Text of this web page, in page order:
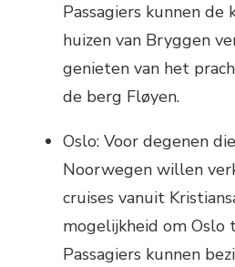
Passagiers kunnen
huizen van Bryggen
genieten van het
de berg Fløyen.
Oslo: Voor degenen
Noorwegen willen
cruises vanuit
mogelijkheid om Oslo
Passagiers kunnen